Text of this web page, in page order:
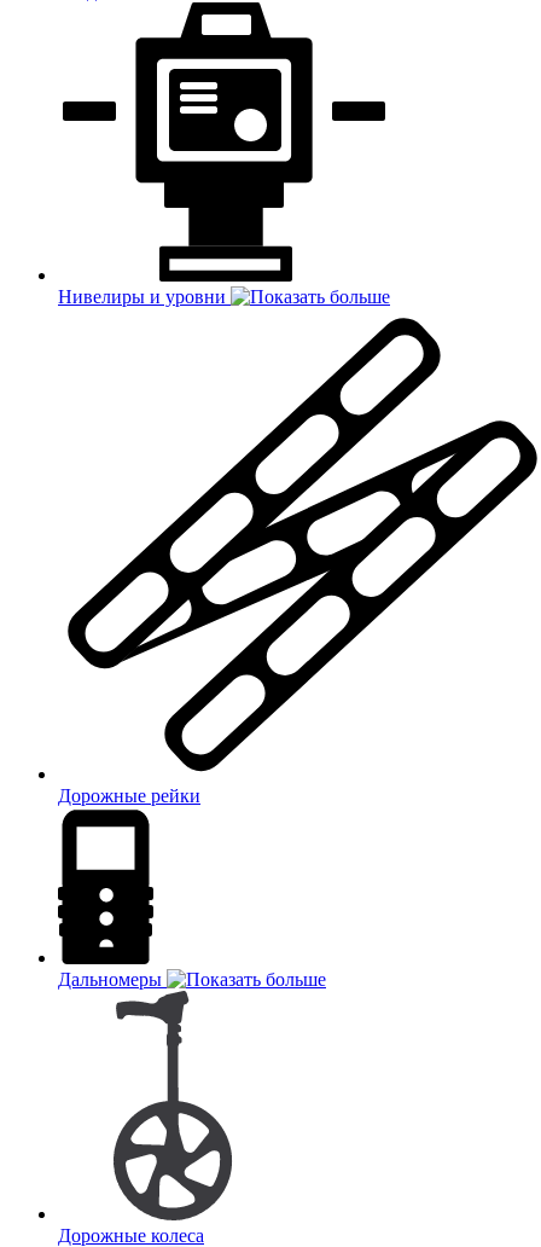
Нивелиры и уровни
Дорожные рейки
Дальномеры
Дорожные колеса